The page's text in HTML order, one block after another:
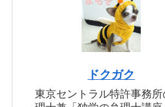
ドクガク
東京セントラル特許事務所